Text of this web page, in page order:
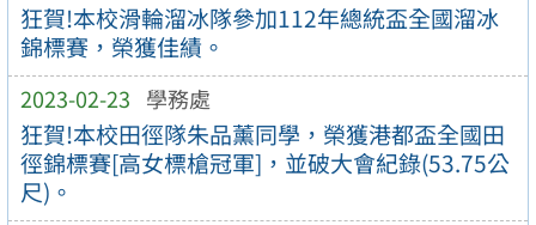
狂賀!本校滑輪溜冰隊參加112年總統盃全國溜冰
錦標賽，榮獲佳績。
2023-02-23 學務處
狂賀!本校田徑隊朱品薰同學，榮獲港都盃全國田
徑錦標賽[高女標槍冠軍]，並破大會紀錄(53.75公
尺)。